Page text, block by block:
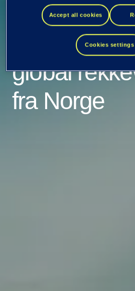
EVRY
skytjenester
global
fra Norge
Accept all cookies
Cookies settings